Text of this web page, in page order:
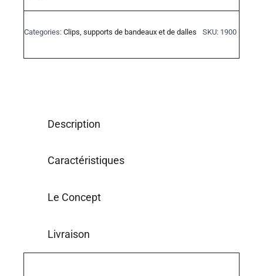
Categories: Clips, supports de bandeaux et de dalles SKU: 1900
Description
Caractéristiques
Le Concept
Livraison